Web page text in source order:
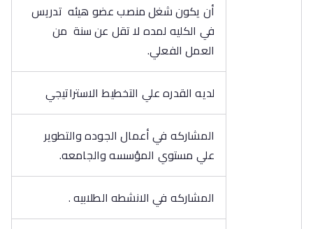
أن يكون شغل منصب عضو هيئه تدريس
في الكليه لمده لا تقل عن سنة من
العمل الفعلي.
لديه القدره علي التخطيط الاستراتيجي
المشاركه في أعمال الجوده والتطوير
علي مستوي المؤسسه والجامعه.
المشاركه في الانشطه الطلابيه .